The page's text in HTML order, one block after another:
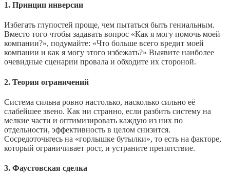
1. Принцип инверсии
Избегать глупостей проще, чем пытаться быть гениальным.
Вместо того чтобы задавать вопрос «Как я могу помочь моей
компании?», подумайте: «Что больше всего вредит моей
компании и как я могу этого избежать?» Выявите наиболее
очевидные сценарии провала и обходите их стороной.
2. Теория ограничений
Система сильна ровно настолько, насколько сильно её
слабейшее звено. Как ни странно, если разбить систему на
мелкие части и оптимизировать каждую из них по
отдельности, эффективность в целом снизится.
Сосредоточьтесь на «горлышке бутылки», то есть на факторе,
который ограничивает рост, и устраните препятствие.
3. Фаустовская сделка